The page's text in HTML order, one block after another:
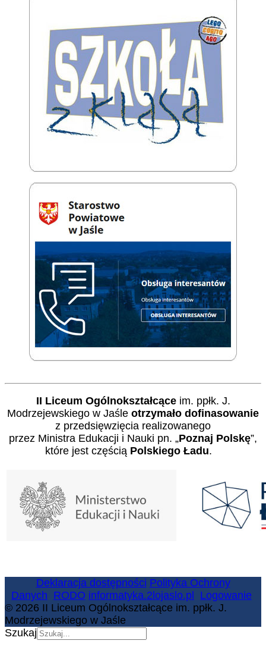
II Liceum Ogólnokształcąceim. ppłk. J.
Modrzejewskiego w Jaśle otrzymało dofinasowanie
z przedsięwzięcia realizowanego
przez Ministra Edukacji i Nauki pn. „Poznaj Polskę”,
które jest częścią Polskiego Ładu.
Deklaracja dostępności Polityka Ochrony
Danych RODO informatyka.2lojaslo.pl
Logowanie
© 2026 II Liceum Ogólnokształcące im. ppłk. J.
Modrzejewskiego w Jaśle
Szukaj